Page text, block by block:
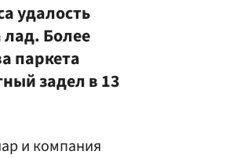
удалость
Более
паркета
задел в 13
и компания